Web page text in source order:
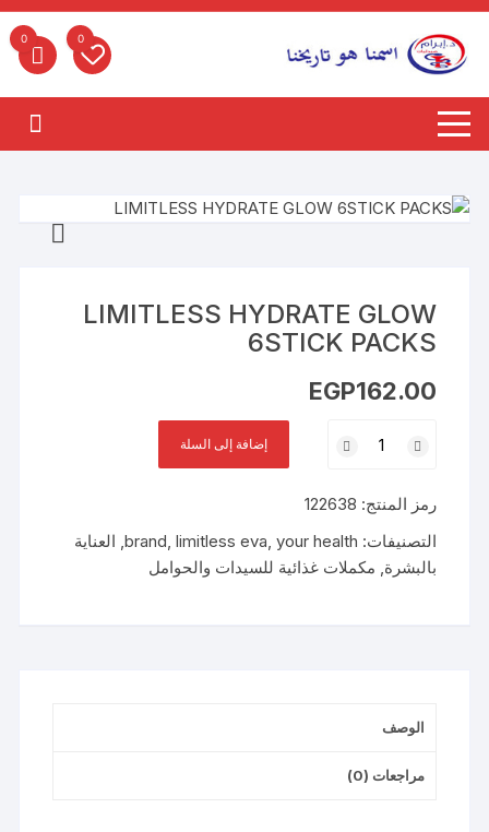
التجاوز
المحتوى
0
0
LIMITLESS HYDRATE GLOW
6STICK PACKS
EGP162.00
LIMITLESS
GLOW
6STICK
PACKS
إضافة إلى السلة
رمز المنتج: 122638
التصنيفات:
brand, limitless eva, your health
, العناية
بالبشرة, مكملات غذائية للسيدات والحوامل
الوصف
مراجعات (0)